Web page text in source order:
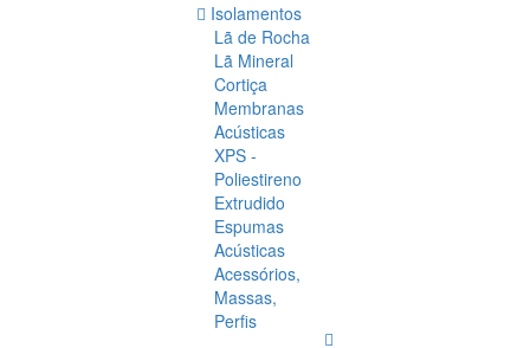
Isolamentos
Lã de Rocha
Lã Mineral
Cortiça
Membranas
Acústicas
XPS -
Poliestireno
Extrudido
Espumas
Acústicas
Acessórios,
Massas,
Perfis